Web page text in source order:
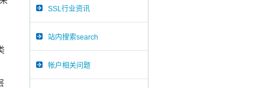
SSL行业资讯
站内搜索search
帐户相关问题